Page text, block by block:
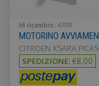
Id ricambio: 47109
MOTORINO
CITROEN XSARA
SPEDIZIONE:€8,00